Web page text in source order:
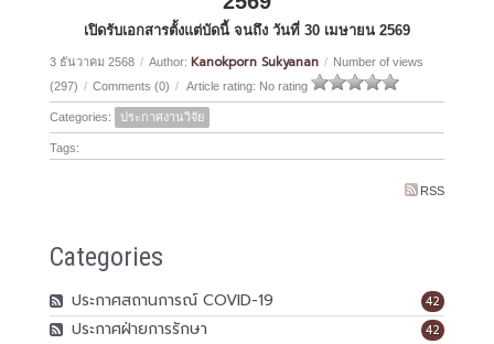
เปิดรับเอกสารตั้งแต่บัดนี้ จนถึง วันที่ 30 เมษายน 2569
3 ธันวาคม 2568 / Author: Kanokporn Sukyanan / Number of views
(297) / Comments (0) / Article rating: No rating
Categories: ประกาศงานวิจัย
Tags:
RSS
Categories
42
ประกาศสถานการณ์ COVID-19
42
ประกาศฝ่ายการรักษา